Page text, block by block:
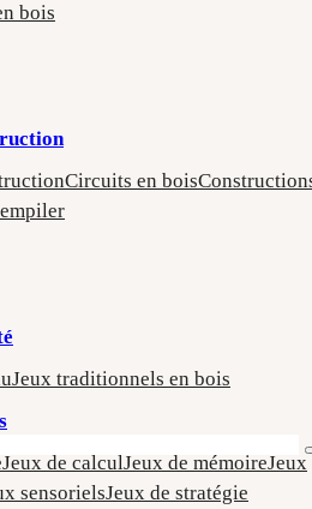
bois
Circuits en bois
Jeux traditionnels en bois
Jeux de calculJeux de mémoireJeux
sensorielsJeux de stratégie